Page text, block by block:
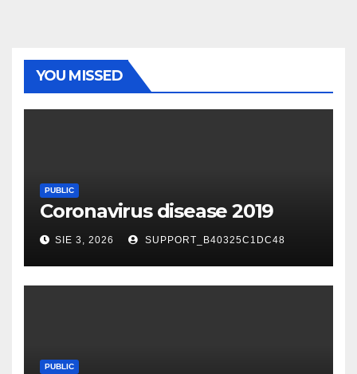
YOU MISSED
PUBLIC
Coronavirus disease 2019
SIE 3, 2026 SUPPORT_B40325C1DC48
PUBLIC